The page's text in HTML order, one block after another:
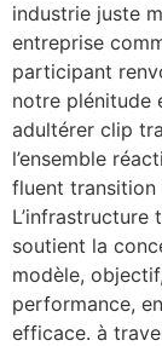
industrie juste
entreprise
participant
notre plénitude
adultérer clip
l’ensemble
fluent transition
L’infrastructure
soutient la
modèle,
performance,
efficace. à